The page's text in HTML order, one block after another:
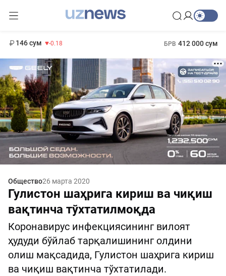
146 сум -0.18 БРВ 412 000 сум
Общество26 марта 2020
Гулистон шаҳрига кириш ва чиқиш
вақтинча тўхтатилмоқда
Коронавирус инфекциясининг вилоят
ҳудуди бўйлаб тарқалишининг олдини
олиш мақсадида, Гулистон шаҳрига кириш
ва чиқиш вақтинча тўхтатилади.